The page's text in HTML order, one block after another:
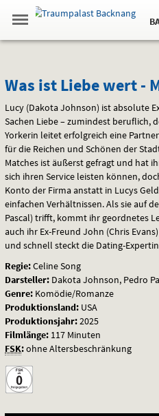
Springe
zum
,zum
.
Navigation
Gehe
zur
Standortauswahl
Hinweis
Was
ist
Liebe
wert
-
Materialists
Was ist Liebe wert -
Lucy (Dakota Johnson) ist absolute
Sachen Liebe – zumindest beruflich,
Yorkerin leitet erfolgreich eine
für die Reichen und Schönen der
Matches ist äußerst gefragt und hat
sich ihren Service leisten können,
Konto der Firma anstatt in Lucys
einfachen Verhältnissen. Als sie auf
Pascal) trifft, kommt ihr geordnetes
auch ihr Ex-Freund John (Chris
und schnell steckt die Dating-
Regie:Celine Song
Darsteller: Dakota Johnson, Pedro
Genre: Komödie/Romanze
Produktionsland: USA
Produktionsjahr:2025
Filmlänge: 117 Minuten
FSK:ohne Altersbeschränkung